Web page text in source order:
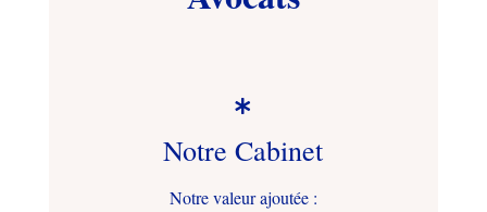

Notre Cabinet
Notre valeur ajoutée :